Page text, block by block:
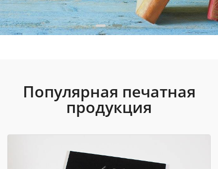
Популярная печатная
продукция